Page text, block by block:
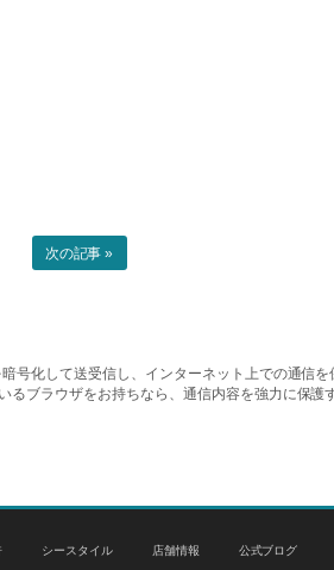
次の記事 »
号化して送受信し、インターネット上での通信
ブラウザをお持ちなら、通信内容を強力に保
シースタイル 店舗情報 公式ブログ